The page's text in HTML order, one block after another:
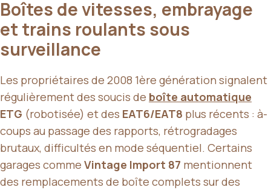
Boîtes de vitesses, embrayage
et trains roulants sous
surveillance
Les propriétaires de 2008 1ère génération signalent
régulièrement des soucis de boîte automatique
ETG (robotisée) et des EAT6/EAT8 plus récents : à-
coups au passage des rapports, rétrogradages
brutaux, difficultés en mode séquentiel. Certains
garages comme Vintage Import 87 mentionnent
des remplacements de boîte complets sur des